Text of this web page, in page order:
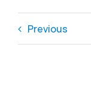
Previous